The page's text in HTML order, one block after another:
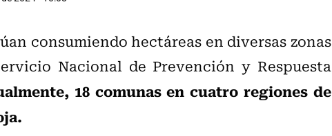
consumiendo hectáreas en diversas zonas
Nacional de Prevención y Respuesta
18 comunas en cuatro regiones de